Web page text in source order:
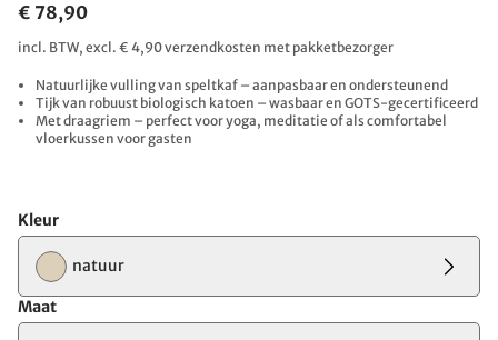
€ 78,90
incl. BTW, excl. € 4,90 verzendkosten met pakketbezorger
Natuurlijke vulling van speltkaf – aanpasbaar en ondersteunend
Tijk van robuust biologisch katoen – wasbaar en GOTS-gecertificeerd
Met draagriem – perfect voor yoga, meditatie of als comfortabel
vloerkussen voor gasten
Kleur
natuur
Maat